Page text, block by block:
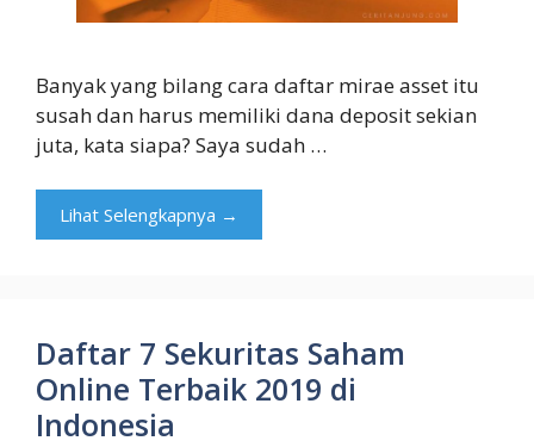
Banyak yang bilang cara daftar mirae asset itu
susah dan harus memiliki dana deposit sekian
juta, kata siapa? Saya sudah …
Lihat Selengkapnya →
Daftar 7 Sekuritas Saham
Online Terbaik 2019 di
Indonesia